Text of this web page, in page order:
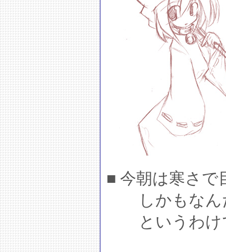
■ 今朝は寒さで
しかもなん
というわけ